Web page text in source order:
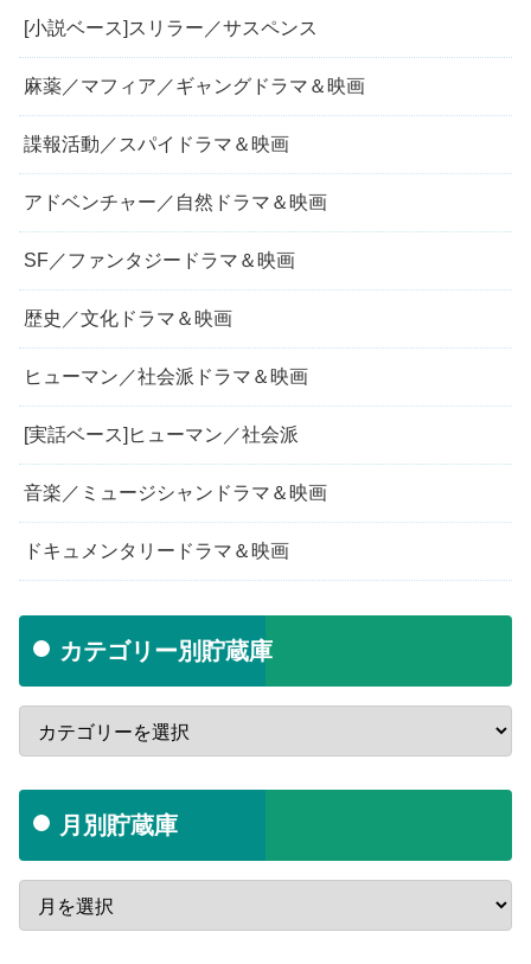
[小説ベース]スリラー／サスペンス
麻薬／マフィア／ギャングドラマ＆映画
諜報活動／スパイドラマ＆映画
アドベンチャー／自然ドラマ＆映画
SF／ファンタジードラマ＆映画
歴史／文化ドラマ＆映画
ヒューマン／社会派ドラマ＆映画
[実話ベース]ヒューマン／社会派
音楽／ミュージシャンドラマ＆映画
ドキュメンタリードラマ＆映画
カテゴリー別貯蔵庫
月別貯蔵庫